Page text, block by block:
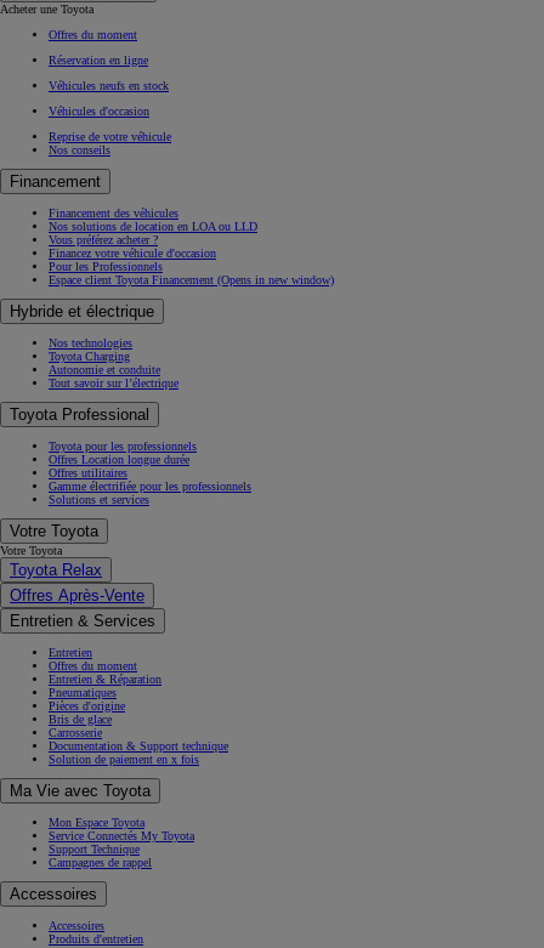
Acheter une Toyota
Offres du moment
Réservation en ligne
Véhicules neufs en stock
Véhicules d'occasion
Reprise de votre véhicule
Nos conseils
Financement
Financement des véhicules
Nos solutions de location en LOA ou LLD
Vous préférez acheter ?
Financez votre véhicule d'occasion
Pour les Professionnels
Espace client Toyota Financement (Opens in new window)
Hybride et électrique
Nos technologies
Toyota Charging
Autonomie et conduite
Tout savoir sur l’électrique
Toyota Professional
Toyota pour les professionnels
Offres Location longue durée
Offres utilitaires
Gamme électrifiée pour les professionnels
Solutions et services
Votre Toyota
Votre Toyota
Toyota Relax
Offres Après-Vente
Entretien & Services
Entretien
Offres du moment
Entretien & Réparation
Pneumatiques
Pièces d'origine
Bris de glace
Carrosserie
Documentation & Support technique
Solution de paiement en x fois
Ma Vie avec Toyota
Mon Espace Toyota
Service Connectés My Toyota
Support Technique
Campagnes de rappel
Accessoires
Accessoires
Produits d'entretien